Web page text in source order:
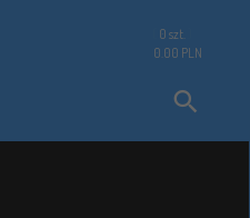
0 szt.
0.00 PLN